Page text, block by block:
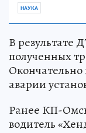
НАУКА
В результате
полученных
Окончательно
аварии
Ранее КП-
водитель